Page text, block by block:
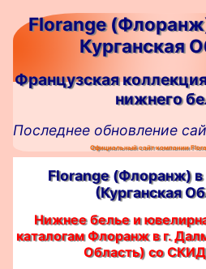
Florange
Курганская
Французская
нижнего
Последнее обновление
Официальный сайт компании
Florange (Флоранж) в
(Курганская
Нижнее белье и
каталогам Флоранж в г.
Область) со